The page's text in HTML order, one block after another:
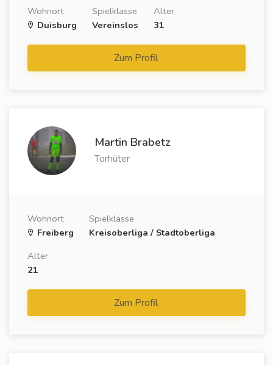
Wohnort
Duisburg
Spielklasse
Vereinslos
Alter
31
Zum Profil
Martin Brabetz
Torhüter
Wohnort
Freiberg
Spielklasse
Kreisoberliga / Stadtoberliga
Alter
21
Zum Profil